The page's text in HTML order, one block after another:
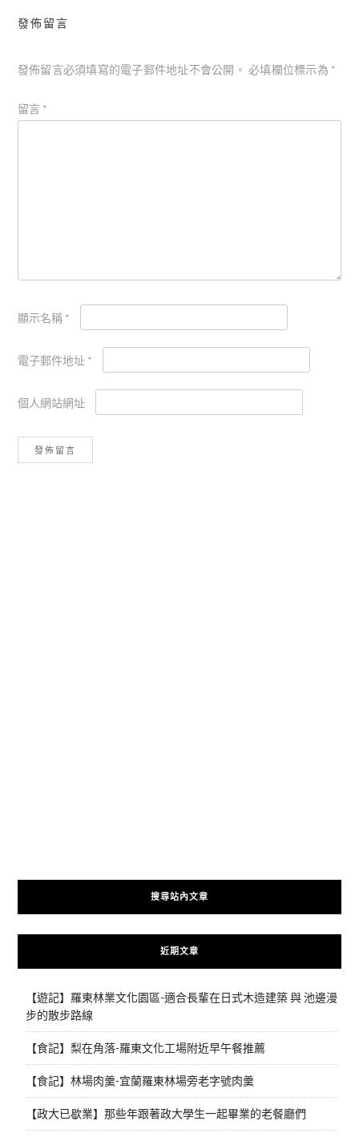
發佈留言
發佈留言必須填寫的電子郵件地址不會公開。 必填欄位標示為 *
留言 *
顯示名稱 *
電子郵件地址 *
個人網站網址
搜尋站內文章
近期文章
【遊記】羅東林業文化園區-適合長輩在日式木造建築 與 池邊漫
步的散步路線
【食記】梨在角落-羅東文化工場附近早午餐推薦
【食記】林場肉羹-宜蘭羅東林場旁老字號肉羹
【政大已歇業】那些年跟著政大學生一起畢業的老餐廳們